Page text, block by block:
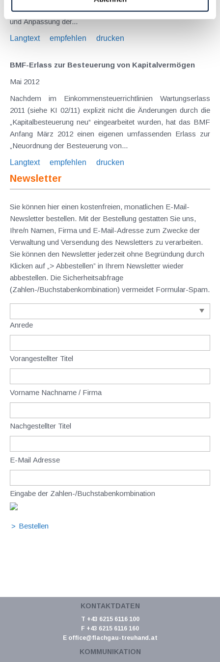
dann zur Realisierung i.S.d. Besteuerung der Kursgewinne
und Anpassung der...
Langtext
empfehlen drucken
BMF-Erlass zur Besteuerung von Kapitalvermögen
Mai 2012
Nachdem im Einkommensteuerrichtlinien Wartungserlass
2011 (siehe KI 02/11) explizit nicht die Änderungen durch die
„Kapitalbesteuerung neu“ eingearbeitet wurden, hat das BMF
Anfang März 2012 einen eigenen umfassenden Erlass zur
„Neuordnung der Besteuerung von...
Langtext
empfehlen drucken
Newsletter
Sie können hier einen kostenfreien, monatlichen E-Mail-
Newsletter bestellen. Mit der Bestellung gestatten Sie uns,
Ihre/n Namen, Firma und E-Mail-Adresse zum Zwecke der
Verwaltung und Versendung des Newsletters zu verarbeiten.
Sie können den Newsletter jederzeit ohne Begründung durch
Klicken auf „> Abbestellen” in Ihrem Newsletter wieder
abbestellen. Die Sicherheitsabfrage
(Zahlen-/Buchstabenkombination) vermeidet Formular-Spam.
Anrede
Vorangestellter Titel
Vorname Nachname / Firma
Nachgestellter Titel
E-Mail Adresse
Eingabe der Zahlen-/Buchstabenkombination
KONTAKTDATEN
T +43 6215 6116 100
F +43 6215 6116 160
E office@flachgau-treuhand.at
KOMMUNIKATION